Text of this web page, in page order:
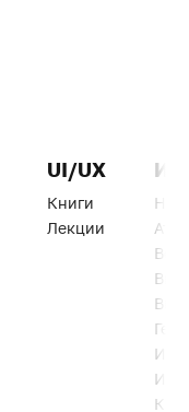
UI/UX
Книги
Лекции
Веб